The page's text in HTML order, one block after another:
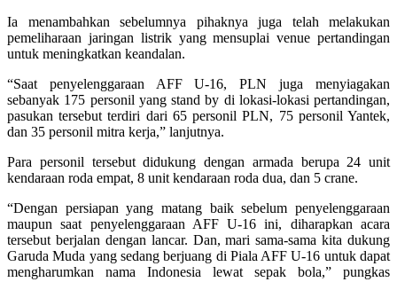
Ia menambahkan sebelumnya pihaknya juga telah melakukan
pemeliharaan jaringan listrik yang mensuplai venue pertandingan
untuk meningkatkan keandalan.
“Saat penyelenggaraan AFF U-16, PLN juga menyiagakan
sebanyak 175 personil yang stand by di lokasi-lokasi pertandingan,
pasukan tersebut terdiri dari 65 personil PLN, 75 personil Yantek,
dan 35 personil mitra kerja,” lanjutnya.
Para personil tersebut didukung dengan armada berupa 24 unit
kendaraan roda empat, 8 unit kendaraan roda dua, dan 5 crane.
“Dengan persiapan yang matang baik sebelum penyelenggaraan
maupun saat penyelenggaraan AFF U-16 ini, diharapkan acara
tersebut berjalan dengan lancar. Dan, mari sama-sama kita dukung
Garuda Muda yang sedang berjuang di Piala AFF U-16 untuk dapat
mengharumkan nama Indonesia lewat sepak bola,” pungkas